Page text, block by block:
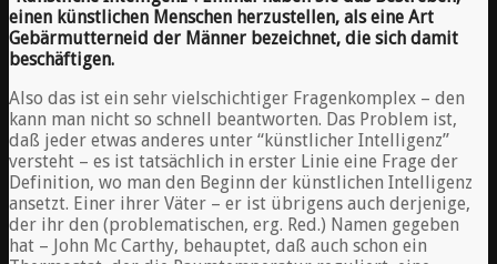
einen künstlichen Menschen herzustellen, als eine Art
Gebärmutterneid der Männer bezeichnet, die sich damit
beschäftigen.
Also das ist ein sehr vielschichtiger Fragenkomplex – den
kann man nicht so schnell beantworten. Das Problem ist,
daß jeder etwas anderes unter “künstlicher Intelligenz”
versteht – es ist tatsächlich in erster Linie eine Frage der
Definition, wo man den Beginn der künstlichen Intelligenz
ansetzt. Einer ihrer Väter – er ist übrigens auch derjenige,
der ihr den (problematischen, erg. Red.) Namen gegeben
hat – John Mc Carthy, behauptet, daß auch schon ein